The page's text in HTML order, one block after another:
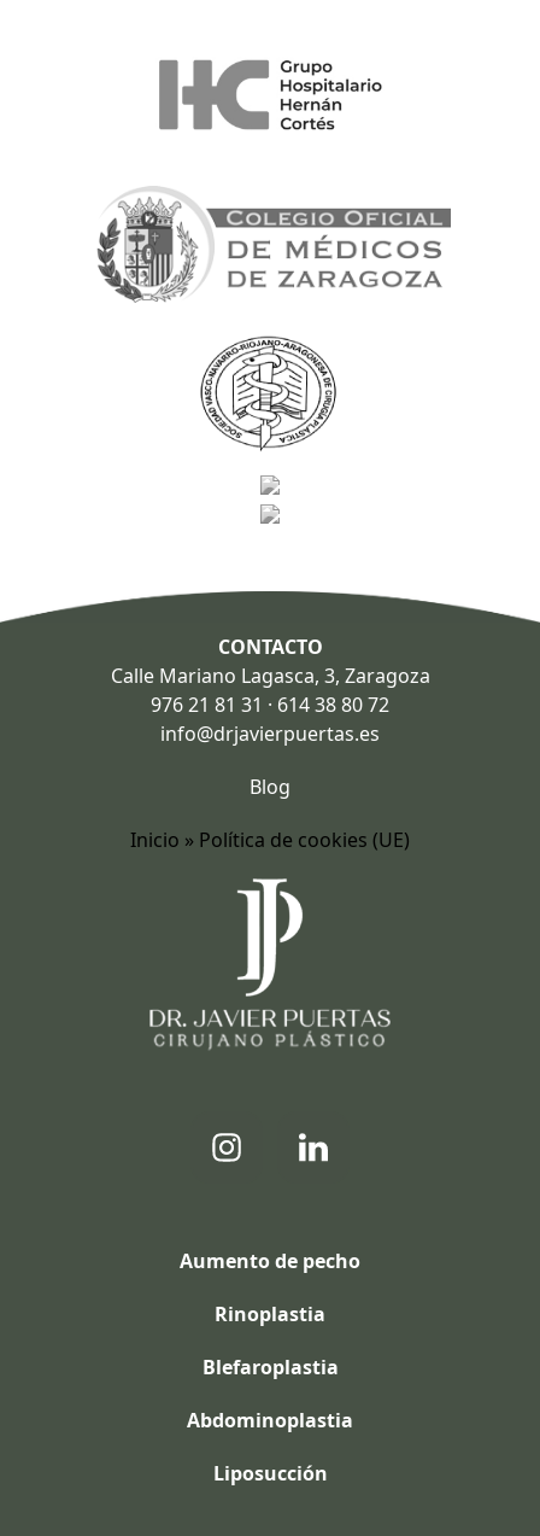
Footer
CONTACTO
Calle Mariano Lagasca, 3, Zaragoza
976 21 81 31 · 614 38 80 72
info@drjavierpuertas.es
Blog
Inicio » Política de cookies (UE)
Aumento de pecho
Rinoplastia
Blefaroplastia
Abdominoplastia
Liposucción